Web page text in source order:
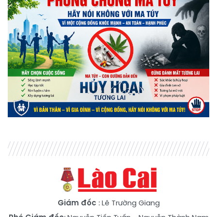
Giám đốc : Lê Trường Giang